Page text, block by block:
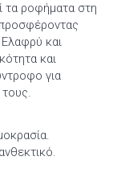
τα ροφήματα στη
Ελαφρύ και
και
για
τους.